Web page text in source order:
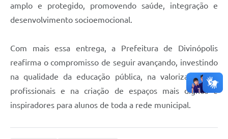
amplo e protegido, promovendo saúde, integração e
desenvolvimento socioemocional.
Com mais essa entrega, a Prefeitura de Divinópolis
reafirma o compromisso de seguir avançando, investindo
na qualidade da educação pública, na valorização dos
profissionais e na criação de espaços mais dignos e
inspiradores para alunos de toda a rede municipal.